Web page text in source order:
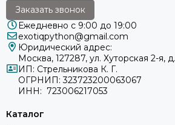
Заказать звонок
Ежедневно с 9:00 до 19:00
exotiqpython@gmail.com
Юридический адрес:
Москва, 127287, ул. Хуторская 2-я,
ИП: Стрельникова К. Г.
ОГРНИП: 323723200063067
ИНН: 723006217053
Каталог